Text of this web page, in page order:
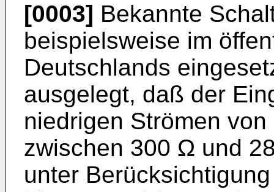
[0003] Bekannte
beispielsweise im
Deutschlands
ausgelegt, daß der
niedrigen Strömen
zwischen 300 Ω und
unter